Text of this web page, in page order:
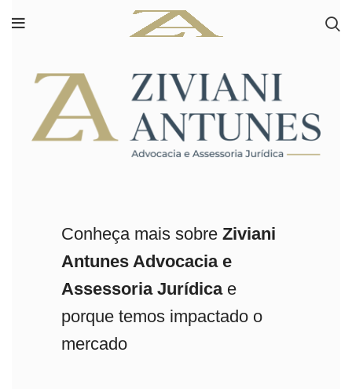
Conheça mais sobre Ziviani
Antunes Advocacia e
Assessoria Jurídicae
porque temos impactado o
mercado